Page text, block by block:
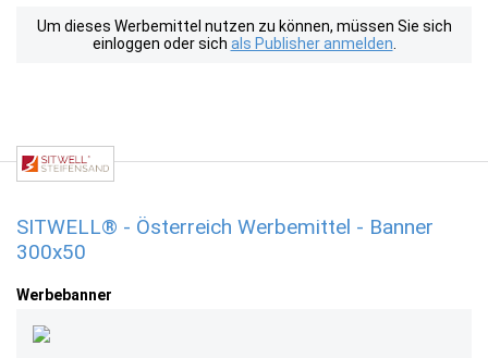
Um dieses Werbemittel nutzen zu können, müssen Sie sich
einloggen oder sich als Publisher anmelden
SITWELL® - Österreich Werbemittel - Banner
300x50
Werbebanner